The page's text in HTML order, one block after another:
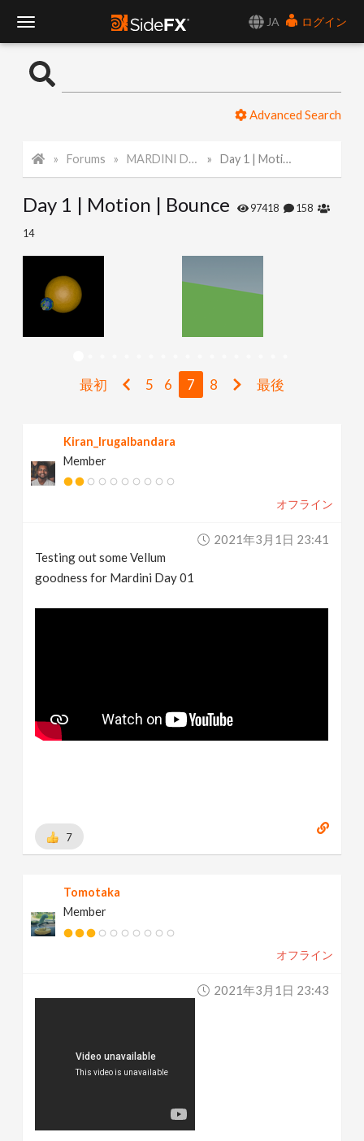
JA
ログイン
o
l
a
g
Advanced Search
Forums MARDINI Daily Challenge 2021 Day 1 | Motion | Bounce
Day 1 | Motion | Bounce 97418 158
14
最初 5 6 7 8 最後
Kiran_Irugalbandara
Member
オフライン
2021年3月1日 23:41
Testing out some Vellum
goodness for Mardini Day 01
7
Tomotaka
Member
オフライン
2021年3月1日 23:43